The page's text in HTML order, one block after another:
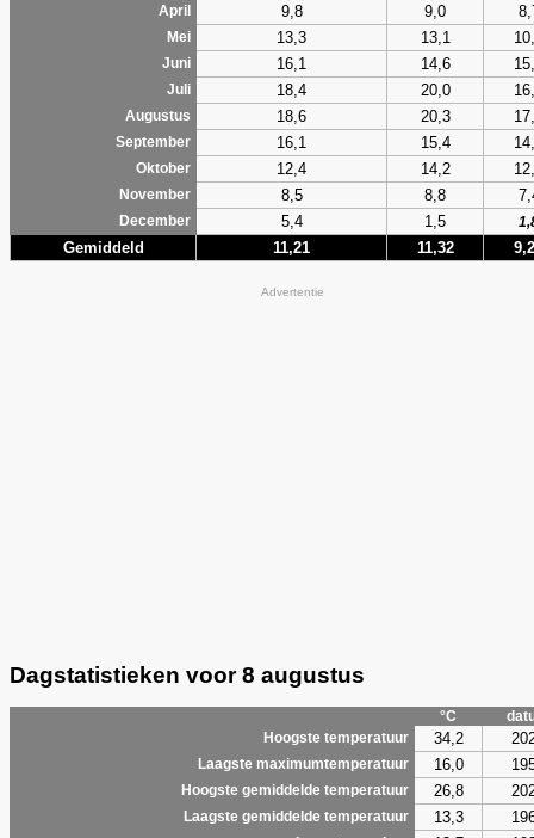
April 9,8 9,0
Mei 13,3 13,1
Juni 16,1 14,6
Juli 18,4 20,0
Augustus 18,6 20,3
September 16,1 15,4
Oktober 12,4 14,2
November 8,5 8,8
December 5,4 1,5
Gemiddeld 11,21 11,32
Advertentie
Dagstatistieken voor 8 augustus
°C
Hoogste temperatuur
34,2
Laagste maximumtemperatuur 16,0
Hoogste gemiddelde temperatuur 26,8
Laagste gemiddelde temperatuur 13,3